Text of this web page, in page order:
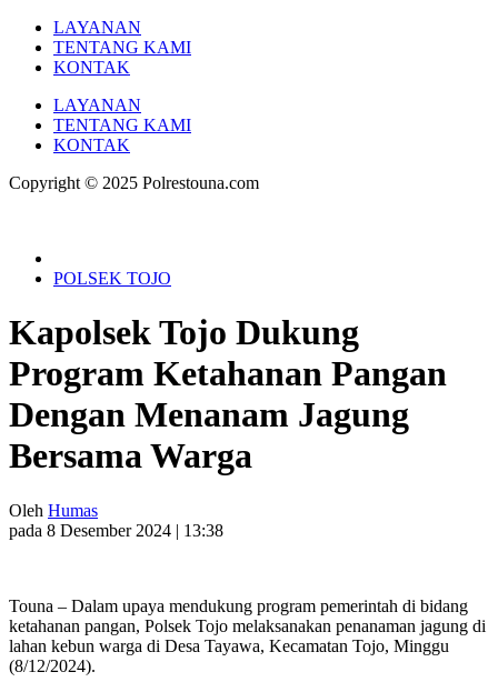
LAYANAN
TENTANG KAMI
KONTAK
LAYANAN
TENTANG KAMI
KONTAK
Copyright © 2025 Polrestouna.com
POLSEK TOJO
Kapolsek Tojo Dukung
Program Ketahanan Pangan
Dengan Menanam Jagung
Bersama Warga
Oleh Humas
pada 8 Desember 2024 | 13:38
Touna – Dalam upaya mendukung program pemerintah di bidang
ketahanan pangan, Polsek Tojo melaksanakan penanaman jagung di
lahan kebun warga di Desa Tayawa, Kecamatan Tojo, Minggu
(8/12/2024).